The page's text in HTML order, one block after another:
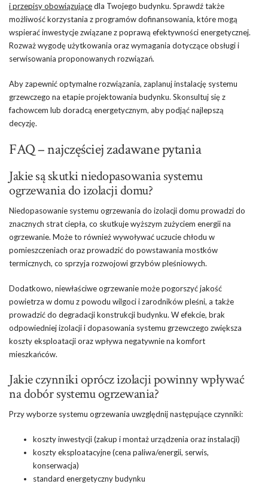
i przepisy obowiązującedla Twojego budynku. Sprawdź także
możliwość korzystania z programów dofinansowania, które mogą
wspierać inwestycje związane z poprawą efektywności energetycznej.
Rozważ wygodę użytkowania oraz wymagania dotyczące obsługi i
serwisowania proponowanych rozwiązań.
Aby zapewnić optymalne rozwiązania, zaplanuj instalację systemu
grzewczego na etapie projektowania budynku. Skonsultuj się z
fachowcem lub doradcą energetycznym, aby podjąć najlepszą
decyzję.
FAQ – najczęściej zadawane pytania
Jakie są skutki niedopasowania systemu
ogrzewania do izolacji domu?
Niedopasowanie systemu ogrzewania do izolacji domu prowadzi do
znacznych strat ciepła, co skutkuje wyższym zużyciem energii na
ogrzewanie. Może to również wywoływać uczucie chłodu w
pomieszczeniach oraz prowadzić do powstawania mostków
termicznych, co sprzyja rozwojowi grzybów pleśniowych.
Dodatkowo, niewłaściwe ogrzewanie może pogorszyć jakość
powietrza w domu z powodu wilgoci i zarodników pleśni, a także
prowadzić do degradacji konstrukcji budynku. W efekcie, brak
odpowiedniej izolacji i dopasowania systemu grzewczego zwiększa
koszty eksploatacji oraz wpływa negatywnie na komfort
mieszkańców.
Jakie czynniki oprócz izolacji powinny wpływać
na dobór systemu ogrzewania?
Przy wyborze systemu ogrzewania uwzględnij następujące czynniki:
koszty inwestycji (zakup i montaż urządzenia oraz instalacji)
koszty eksploatacyjne (cena paliwa/energii, serwis,
konserwacja)
standard energetyczny budynku